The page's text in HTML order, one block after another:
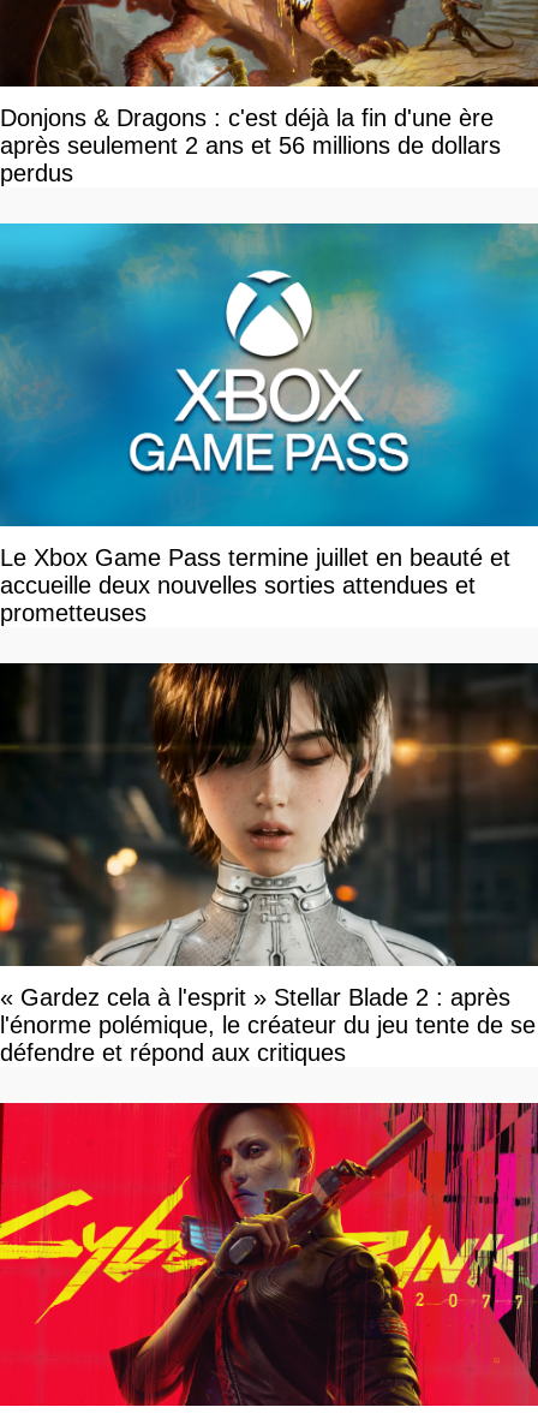
Donjons & Dragons : c'est déjà la fin d'une ère
après seulement 2 ans et 56 millions de dollars
perdus
Le Xbox Game Pass termine juillet en beauté et
accueille deux nouvelles sorties attendues et
prometteuses
« Gardez cela à l'esprit » Stellar Blade 2 : après
l'énorme polémique, le créateur du jeu tente de se
défendre et répond aux critiques